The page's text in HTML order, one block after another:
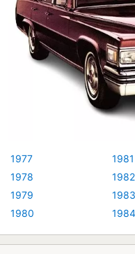
1977
1978
1979
1980
1981
1982
1983
1984